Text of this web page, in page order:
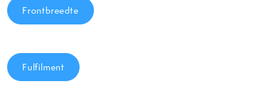
Frontbreedte
Fulfilment